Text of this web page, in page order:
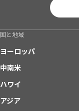
国と地域
ヨーロッパ
中南米
ハワイ
アジア